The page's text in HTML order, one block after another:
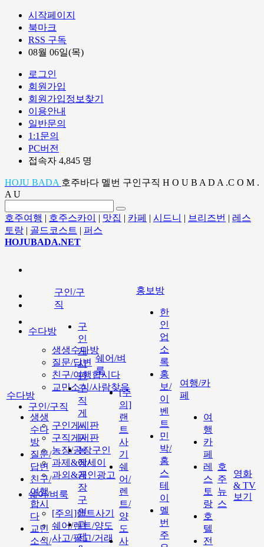
시작페이지
북마크
RSS 구독
08월 06일(목)
로그인
회원가입
회원가입정보찾기
이용안내
일반문의
1:1문의
PC버전
접속자 4,845 명
HOJU BADA 호주바다 멜번 구인구직 H O U B A D A .C O M .
A U
호주여행 | 호주스카이 | 맛집 | 카페 | 시드니 | 브리즈번 | 레스
토랑 | 골드코스트 | 퍼스
HOJUBADA.NET
수다방
생생수다방
질문/답변
친구/여행합시다
교민소식/사람찾음
구인/구직
구인게시판
구직게시판
농장/공장구인
과제&에세이
과외&개인광고
쉐어/벼룩
[주의]랜트사기
쉐어/렌트/양도
사고/팔고/거래
수다방
생생
수다
방
질문/
답변
친구/
여행
합시
다
교민
소식/
구인/구
직
구
인
게
시
판
구
직
게
시
판
농
장/
공
장
구
인
과
제
쉐어/벼
룩
[주
의]
랜
트
사
기
쉐
어/
렌
트/
양
도
사
홍보방
한
인
업
소
록
홍
보/
이
벤
트
민
박/
홈
스
테
이
멜
번
주
여행/카
페
여
행
카
페
레
스
토
랑
호
텔
전
호
주
뉴
스
영화
& TV
보기